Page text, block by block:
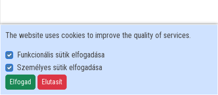
User Policy
Adatkezelési tájékoztató (en)
Cookie Policy
The website uses cookies to improve the quality of services.
Funkcionális sütik elfogadása
Személyes sütik elfogadása
Elfogad Elutasít